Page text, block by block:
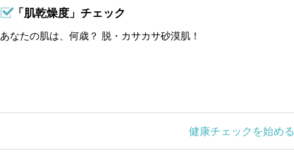
「肌乾燥度」チェック
あなたの肌は、何歳？ 脱・カサカサ砂漠肌！
健康チェックを始める